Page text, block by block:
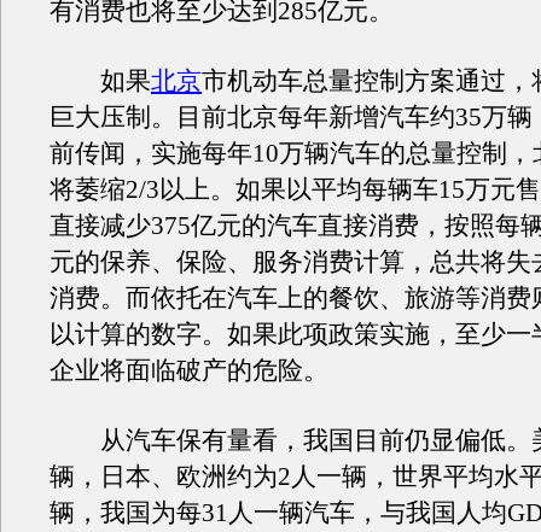
有消费也将至少达到285亿元。
如果北京市机动车总量控制方案通过，
巨大压制。目前北京每年新增汽车约35万
前传闻，实施每年10万辆汽车的总量控制
将萎缩2/3以上。如果以平均每辆车15万元
直接减少375亿元的汽车直接消费，按照每
元的保养、保险、服务消费计算，总共将失
消费。而依托在汽车上的餐饮、旅游等消费
以计算的数字。如果此项政策实施，至少一
企业将面临破产的危险。
从汽车保有量看，我国目前仍显偏低。
辆，日本、欧洲约为2人一辆，世界平均水
辆，我国为每31人一辆汽车，与我国人均